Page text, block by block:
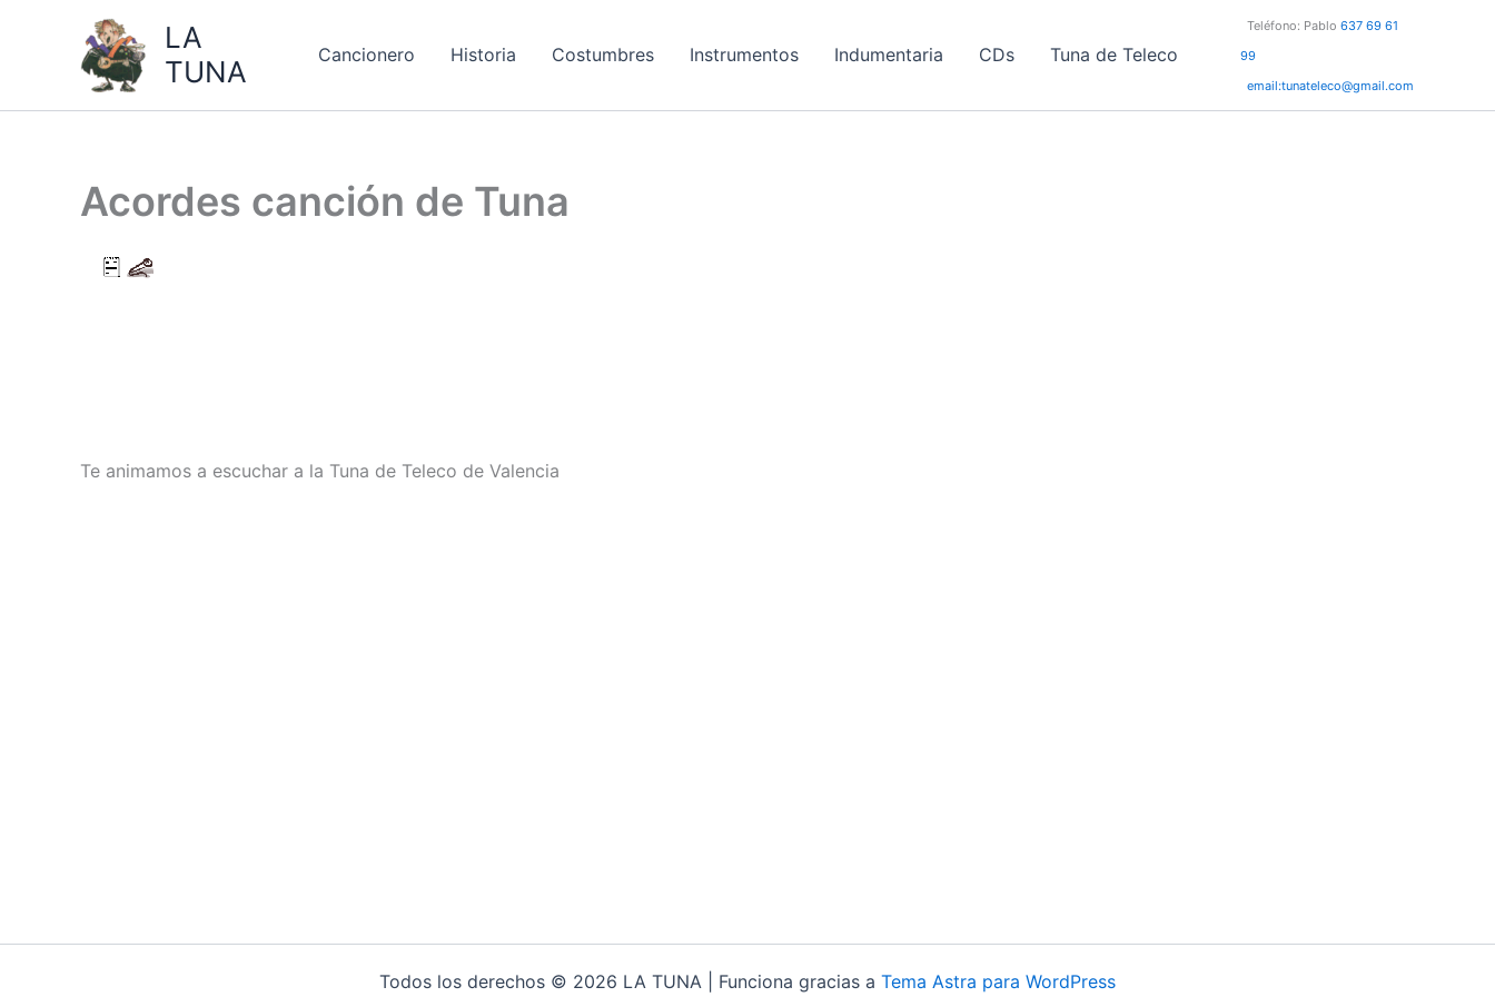
contenido
LA
TUNA
Cancionero Historia Costumbres Instrumentos Indumentaria CDs Tuna de Teleco
Teléfono: Pablo 637 69 61
99
email:tunateleco@gmail.com
Acordes canción de Tuna
Te animamos a escuchar a la Tuna de Teleco de Valencia
Todos los derechos © 2026 LA TUNA | Funciona gracias a Tema Astra para WordPress